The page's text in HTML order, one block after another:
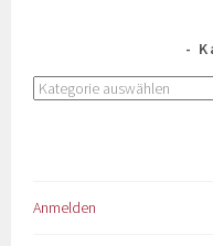
Anmelden